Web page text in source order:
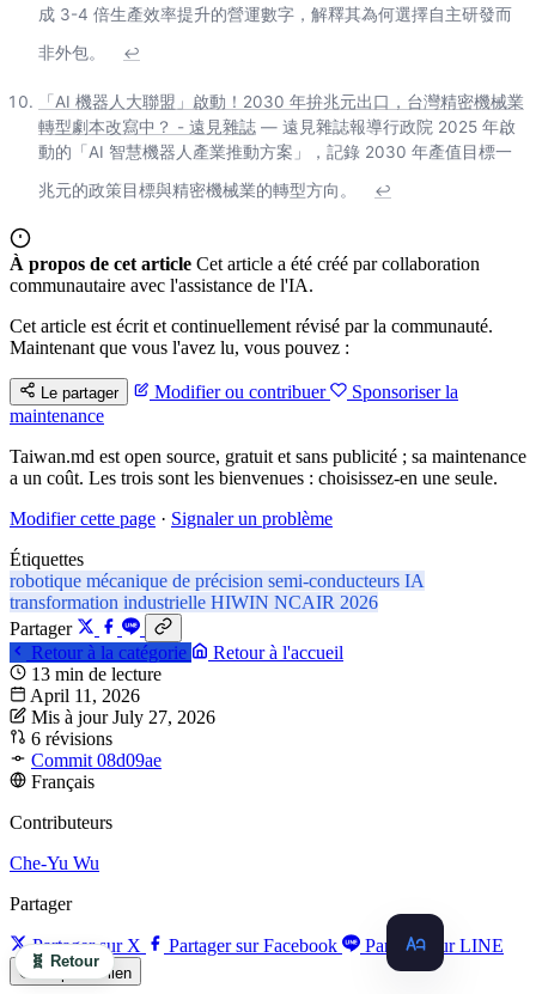
成 3-4 倍生產效率提升的營運數字，解釋其為何選擇自主研發而
非外包。
↩
「AI 機器人大聯盟」啟動！2030 年拚兆元出口，台灣精密機械業
轉型劇本改寫中？ - 遠見雜誌 — 遠見雜誌報導行政院 2025 年啟
動的「AI 智慧機器人產業推動方案」，記錄 2030 年產值目標一
兆元的政策目標與精密機械業的轉型方向。
↩
À propos de cet article Cet article a été créé par collaboration
communautaire avec l'assistance de l'IA.
Cet article est écrit et continuellement révisé par la communauté.
Maintenant que vous l'avez lu, vous pouvez :
Le partager Modifier ou contribuer
Sponsoriser la
maintenance
Taiwan.md est open source, gratuit et sans publicité ; sa maintenance
a un coût. Les trois sont les bienvenues : choisissez-en une seule.
Modifier cette page · Signaler un problème
Étiquettes
robotique mécanique de précision semi-conducteurs IA
transformation industrielle HIWIN NCAIR 2026
Partager
Retour à la catégorie
Retour à l'accueil
13 min de lecture
April 11, 2026
Mis à jour July 27, 2026
6 révisions
Commit 08d09ae
Français
Contributeurs
Che-Yu Wu
Partager
Partager sur X Partager sur Facebook Partager sur LINE
Copier le lien
🧬 Retour